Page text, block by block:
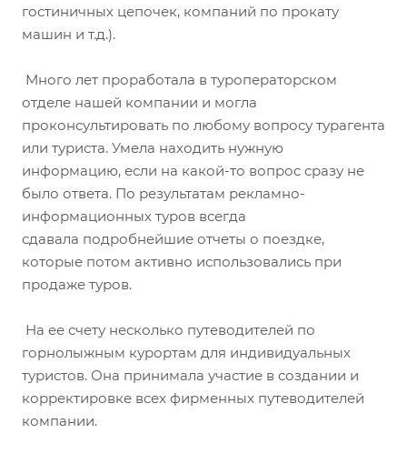
гостиничных цепочек, компаний по прокату
машин и т.д.).
Много лет проработала в туроператорском
отделе нашей компании и могла
проконсультировать по любому вопросу турагента
или туриста. Умела находить нужную
информацию, если на какой-то вопрос сразу не
было ответа. По результатам рекламно-
информационных туров всегда
сдавала подробнейшие отчеты о поездке,
которые потом активно использовались при
продаже туров.
На ее счету несколько путеводителей по
горнолыжным курортам для индивидуальных
туристов. Она принимала участие в создании и
корректировке всех фирменных путеводителей
компании.